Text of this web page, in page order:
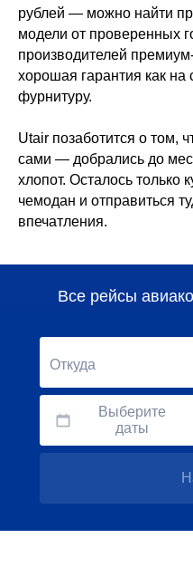
рублей — можно найти
модели от проверенных
производителей
хорошая гарантия как на
фурнитуру.
Utair позаботится о
сами — добрались до
хлопот. Осталось только
чемодан и отправиться
впечатления.
Все рейсы
Откуда
Выберите
даты